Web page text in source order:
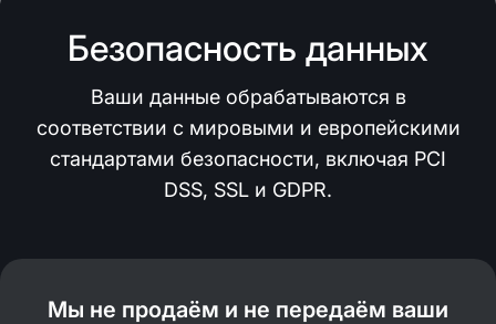
Безопасность данных
Ваши данные обрабатываются в
соответствии с мировыми и европейскими
стандартами безопасности, включая PCI
DSS, SSL и GDPR.
Мы не продаём и не передаём ваши